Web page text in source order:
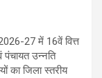
27 में 16वें वित्त
उन्नति
का जिला स्तरीय